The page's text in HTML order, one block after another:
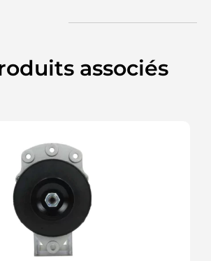
associés